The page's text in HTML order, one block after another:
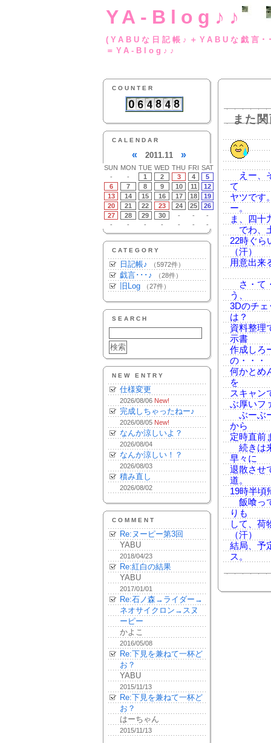
YA-Blog♪♪
(YABUな日記帳♪
＝YA-Blog♪♪
COUNTER
CALENDAR
« 2011.11 »
SUN MON TUE WED THU FRI SAT
-
- 1 2 3 4
5
6
7 8 9 10 11
12
13
14 15 16 17 18
19
20
21 22 23 24 25
26
27
28 29 30 - -
-
-
- - - - - -
CATEGORY
日記帳♪ （5972件）
戯言･･･♪ （28件）
旧Log （27件）
SEARCH
NEW ENTRY
仕様変更
2026/08/06 New!
完成しちゃったねー♪
2026/08/05 New!
なんか涼しいよ？
2026/08/04
なんか涼しい！？
2026/08/03
積み直し
2026/08/02
COMMENT
Re:ヌーピー第3回
YABU
2018/04/23
Re:紅白の結果
YABU
2017/01/01
Re:石ノ森→ライダー→
ネオサイクロン→スヌ
ーピー
かよこ
2016/05/08
Re:下見を兼ねて一杯ど
お？
YABU
2015/11/13
Re:下見を兼ねて一杯ど
お？
はーちゃん
2015/11/13
また
えー、
て
ヤツです
ー。
ま、四十
でわ、
22時ぐら
（汗）
用意出来
さ・て
う、
3Dのチェ
は？
資料整理
示書
作成しろ
の・・・
何かとめ
を
スキャン
ぶ厚いフ
ぶーぶ
から
定時直前
続きは
早々に
退散させ
道。
19時半頃
飯喰っ
りも
して、荷
（汗）
結局、予
ス。